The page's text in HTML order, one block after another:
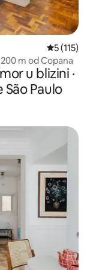
Prosječna
5 (115)
m od Copana
u blizini ·
Paulo